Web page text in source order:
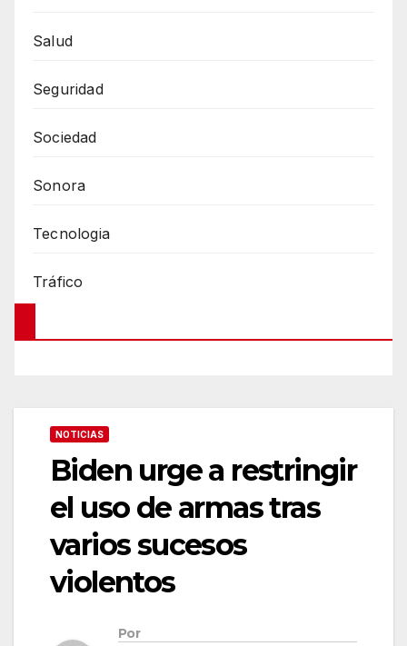
Salud
Seguridad
Sociedad
Sonora
Tecnologia
Tráfico
NOTICIAS
Biden urge a restringir
el uso de armas tras
varios sucesos
violentos
Por